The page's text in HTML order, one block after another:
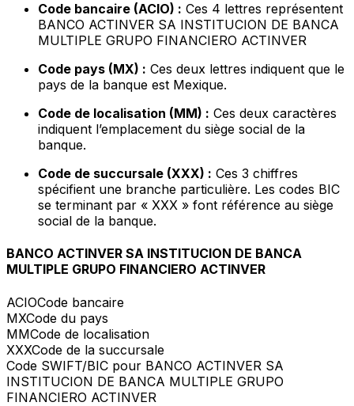
Code bancaire (ACIO) : Ces 4 lettres représentent
BANCO ACTINVER SA INSTITUCION DE BANCA
MULTIPLE GRUPO FINANCIERO ACTINVER
Code pays (MX) : Ces deux lettres indiquent que le
pays de la banque est Mexique.
Code de localisation (MM) : Ces deux caractères
indiquent l’emplacement du siège social de la
banque.
Code de succursale (XXX) : Ces 3 chiffres
spécifient une branche particulière. Les codes BIC
se terminant par « XXX » font référence au siège
social de la banque.
BANCO ACTINVER SA INSTITUCION DE BANCA
MULTIPLE GRUPO FINANCIERO ACTINVER
ACIOCode bancaire
MXCode du pays
MMCode de localisation
XXXCode de la succursale
Code SWIFT/BIC pour BANCO ACTINVER SA
INSTITUCION DE BANCA MULTIPLE GRUPO
FINANCIERO ACTINVER